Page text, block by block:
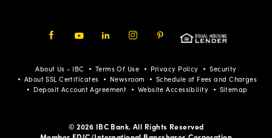
Pinterest
About Us - IBC Terms Of Use Privacy Policy
Security
About SSL Certificates
Newsroom
Schedule of Fees and Charges
Deposit Account Agreement
Website Accessibility Sitemap
© 2026 IBC Bank. All Rights Reserved